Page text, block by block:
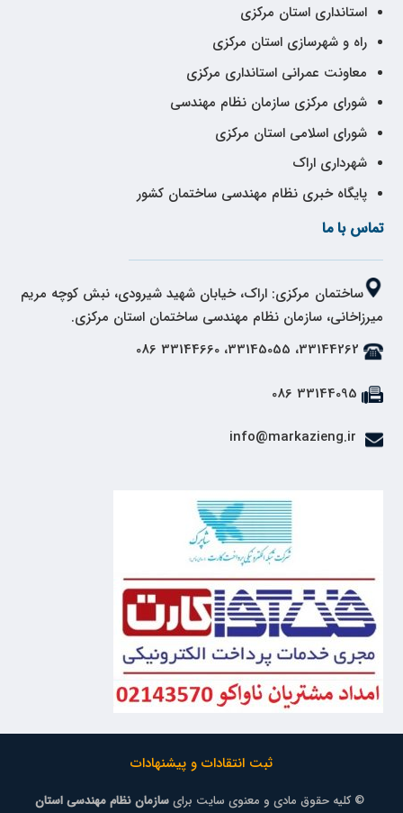
استانداری استان مرکزی
راه و شهرسازی استان مرکزی
معاونت عمرانی استانداری مرکزی
شورای مرکزی سازمان نظام مهندسی
شورای اسلامی استان مرکزی
شهرداری اراک
پایگاه خبری نظام مهندسی ساختمان کشور
تماس با ما
ساختمان مرکزی: اراک، خیابان شهید شیرودی، نبش کوچه مریم
میرزاخانی، سازمان نظام مهندسی ساختمان استان مرکزی.
33144262، 33145055، 33144660 086
33144095 086
ثبت انتقادات و پیشنهادات
© کلیه حقوق مادی و معنوی سایت برایسازمان نظام مهندسی استان